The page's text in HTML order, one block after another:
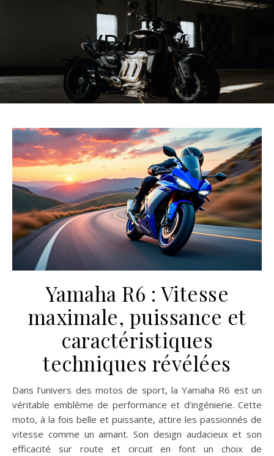
VROOM
Yamaha R6 : Vitesse
maximale, puissance et
caractéristiques
techniques révélées
Dans l’univers des motos de sport, la Yamaha R6 est un
véritable emblème de performance et d’ingénierie. Cette
moto, à la fois belle et puissante, attire les passionnés de
vitesse comme un aimant. Son design audacieux et son
efficacité sur route et circuit en font un choix de